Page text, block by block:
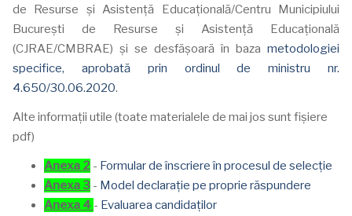
de Resurse și Asistență Educațională/Centru Municipiului
București de Resurse și Asistență Educațională
(CJRAE/CMBRAE) și se desfășoară în baza metodologiei
specifice, aprobată prin ordinul de ministru nr.
4.650/30.06.2020.
Alte informații utile (toate materialele de mai jos sunt fișiere
pdf)
Anexa 2 - Formular de înscriere în procesul de selecție
Anexa 3 - Model declarație pe proprie răspundere
Anexa 4 - Evaluarea candidaților